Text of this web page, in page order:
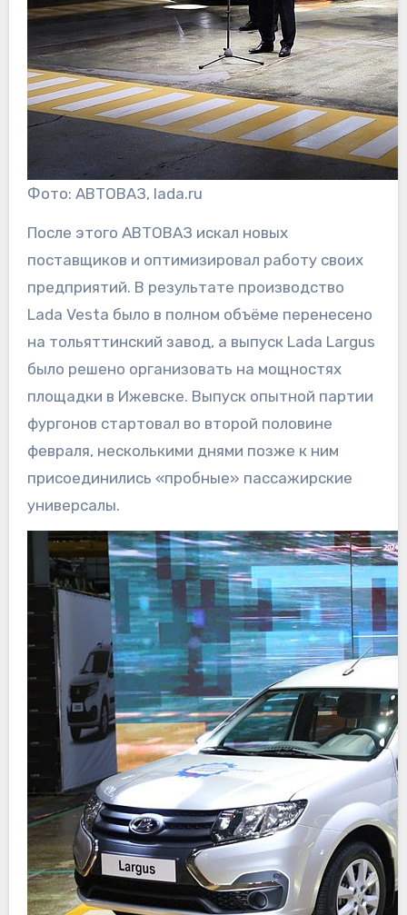
Фото: АВТОВАЗ, lada.ru
После этого АВТОВАЗ искал новых
поставщиков и оптимизировал работу своих
предприятий. В результате производство
Lada Vesta было в полном объёме перенесено
на тольяттинский завод, а выпуск Lada Largus
было решено организовать на мощностях
площадки в Ижевске. Выпуск опытной партии
фургонов стартовал во второй половине
февраля, несколькими днями позже к ним
присоединились «пробные» пассажирские
универсалы.